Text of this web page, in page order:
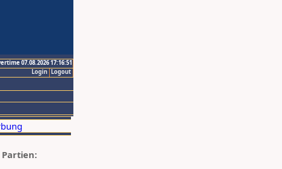
07.08.2026 17:16:51
Logout
Login
Partien: